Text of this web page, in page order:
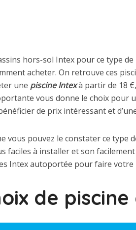
hors-sol Intex pour ce type
acheter. On retrouve ces
une piscine Intexà partir de 18
vous donne le choix pour
de prix intéressant et
vous pouvez le constater ce type
faciles à installer et son
Intex autoportée pour faire votre
de